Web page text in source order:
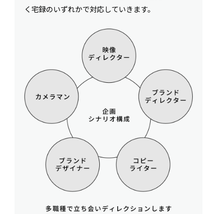
く宅録のいずれかで対応していきます。